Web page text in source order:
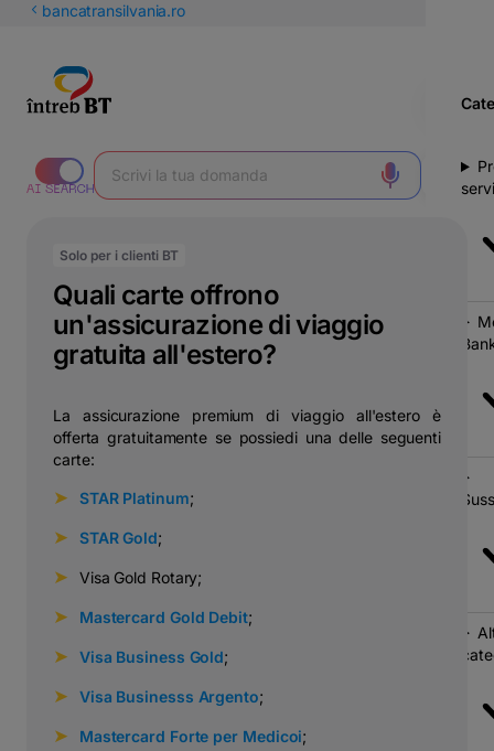
latineștibancatransilvania.ro
Solo per i clienti BT
Quali carte offrono
un'assicurazione di viaggio
gratuita all'estero?
La assicurazione premium di viaggio all'estero è
offerta gratuitamente se possiedi una delle seguenti
carte:
➤ STAR Platinum;
➤ STAR Gold;
➤ ⠀Visa Gold Rotary;
➤ Mastercard Gold Debit;
➤ Visa Business Gold;
➤ Visa Businesss Argento;
➤ Mastercard Forte per Medicoi;